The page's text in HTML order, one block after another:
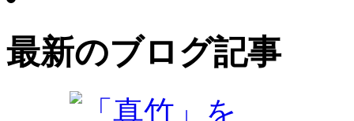
最新のブログ記事